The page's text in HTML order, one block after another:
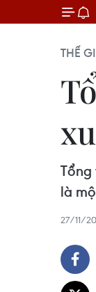
THẾ
là
27/11/